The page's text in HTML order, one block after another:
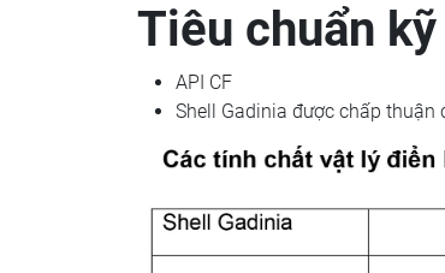
Tiêu chuẩn
API CF
Shell Gadinia được chấp